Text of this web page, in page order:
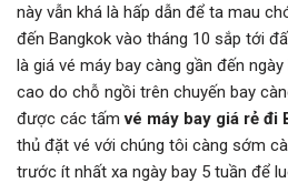
này vẫn khá là hấp dẫn để ta mau
đến Bangkok vào tháng 10 sắp tới
là giá vé máy bay càng gần đến
cao do chỗ ngồi trên chuyến bay
được các tấmvé máy bay giá rẻ đi
thủ đặt vé với chúng tôi càng sớm
trước ít nhất xa ngày bay 5 tuần để